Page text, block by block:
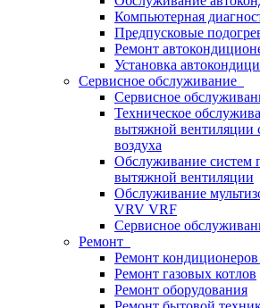
Компьютерная
Предпусковые
Ремонт
Установка
Сервисное обслуживание
Сервисное
Техническое
вытяжной вентиляции
воздуха
Обслуживание систем
вытяжной вентиляции
Обслуживание
VRV VRF
Сервисное
Ремонт
Ремонт кондиционеров
Ремонт газовых котлов
Ремонт оборудования